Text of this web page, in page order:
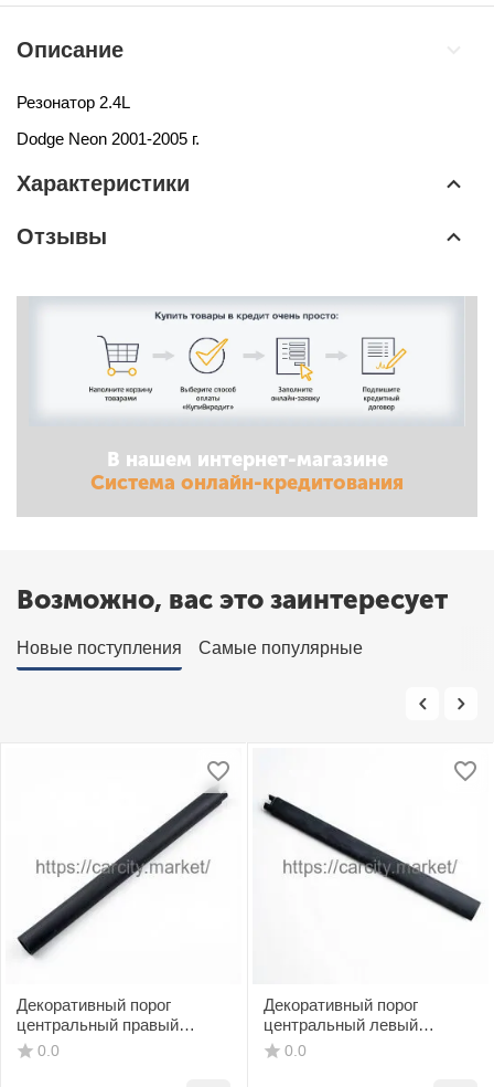
Описание
Резонатор 2.4L
Dodge Neon 2001-2005 г.
Характеристики
Отзывы
В нашем интернет-магазине
Система онлайн-кредитования
Возможно, вас это заинтересует
Новые поступления Самые популярные
Декоративный порог
центральный правый
(черный, CV) SAAB 9-3
0.0
Декоративный порог
центральный левый
(черный, CV) SAAB 9-3
0.0